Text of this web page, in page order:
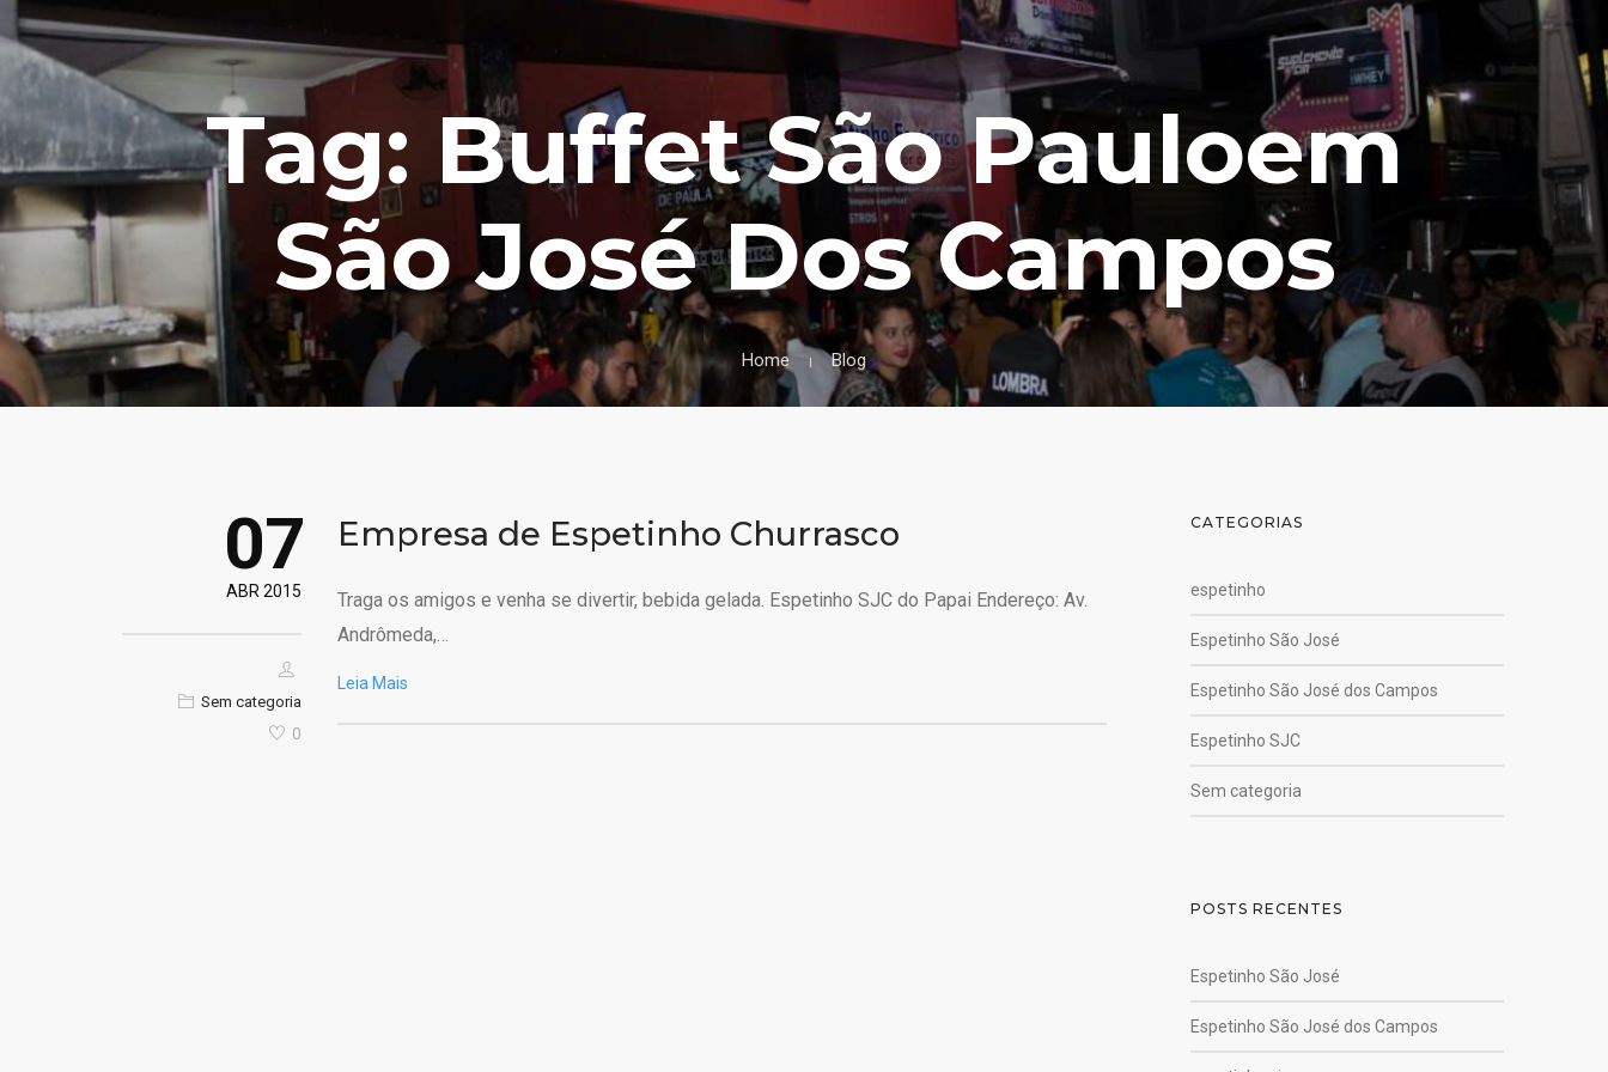
Tag: Buffet São Pauloem
São José Dos Campos
Home Blog
07
ABR 2015
Sem categoria
0
Empresa de Espetinho Churrasco
Traga os amigos e venha se divertir, bebida gelada. Espetinho SJC do Papai Endereço: Av.
Andrômeda,…
Leia Mais
CATEGORIAS
espetinho
Espetinho São José
Espetinho São José dos Campos
Espetinho SJC
Sem categoria
POSTS RECENTES
Espetinho São José
Espetinho São José dos Campos